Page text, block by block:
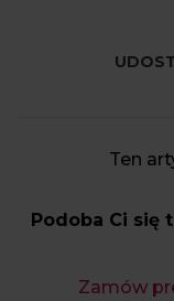
Ten
Podoba Ci się
Zamów